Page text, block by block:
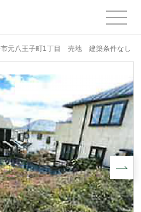
市元八王子町1丁目 売地 建築条件なし